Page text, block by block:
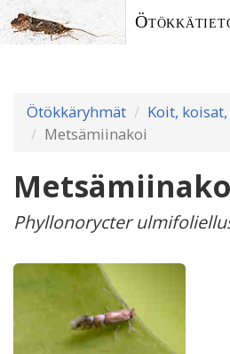
Ötökkäryhmät
Koit,
Metsämiinakoi
Phyllonorycter